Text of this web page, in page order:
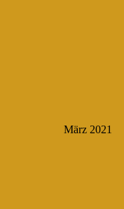
März 2021